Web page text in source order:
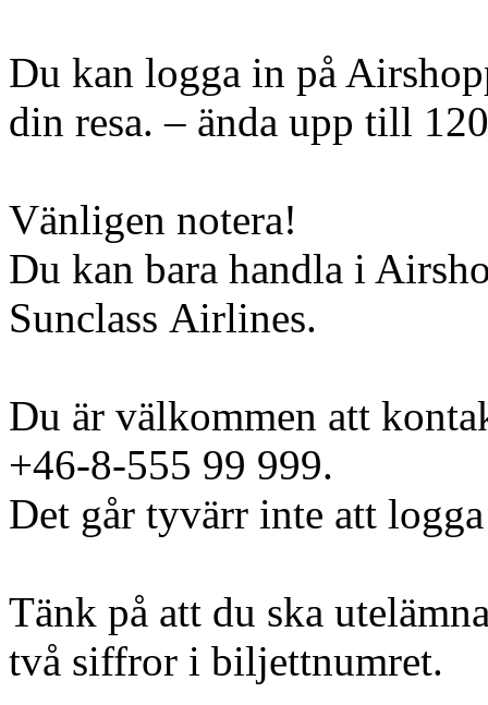
Du kan logga in på
din resa. – ända upp till
Vänligen notera!
Du kan bara handla i
Sunclass Airlines.
Du är välkommen att
+46-8-555 99 999.
Det går tyvärr inte att
Tänk på att du ska
två siffror i biljettnumret.